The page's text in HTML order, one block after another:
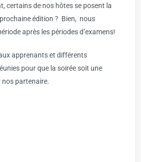
certains de nos hôtes se posent la
édition ? Bien, nous
après les périodes d’examens!
apprenants et différents
pour que la soirée soit une
nos partenaire.